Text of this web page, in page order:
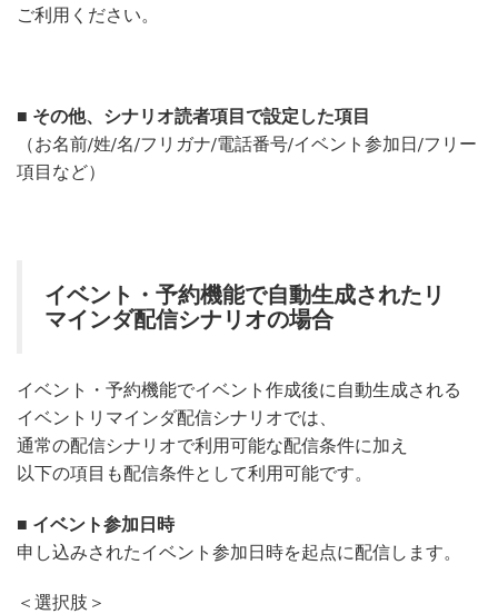
ご利用ください。
■ その他、シナリオ読者項目で設定した項目
（お名前/姓/名/フリガナ/電話番号/イベント参加日/フリー
項目など）
イベント・予約機能で自動生成されたリ
マインダ配信シナリオの場合
イベント・予約機能でイベント作成後に自動生成される
イベントリマインダ配信シナリオでは、
通常の配信シナリオで利用可能な配信条件に加え
以下の項目も配信条件として利用可能です。
■ イベント参加日時
申し込みされたイベント参加日時を起点に配信します。
＜選択肢＞